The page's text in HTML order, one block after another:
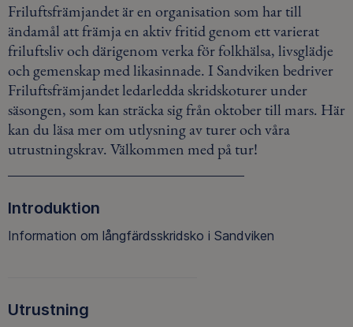
Friluftsfrämjandet är en organisation som har till
ändamål att främja en aktiv fritid genom ett varierat
friluftsliv och därigenom verka för folkhälsa, livsglädje
och gemenskap med likasinnade. I Sandviken bedriver
Friluftsfrämjandet ledarledda skridskoturer under
säsongen, som kan sträcka sig från oktober till mars. Här
kan du läsa mer om utlysning av turer och våra
utrustningskrav. Välkommen med på tur!
Introduktion
Information om långfärdsskridsko i Sandviken
Utrustning